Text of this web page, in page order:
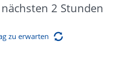
2 Stunden
zu erwarten